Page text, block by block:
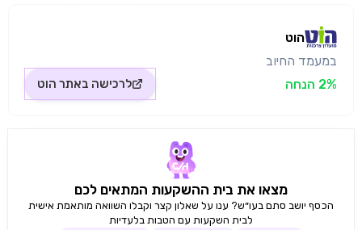
הוט
במעמד החיוב
2% הנחה
לרכישה באתר הוט
מצאו את בית ההשקעות המתאים לכם
הכסף יושב סתם בעו״ש? ענו על שאלון קצר וקבלו השוואה מותאמת אישית
לבית השקעות עם הטבות בלעדיות